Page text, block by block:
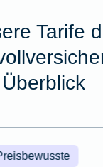
Tarife
Überblick